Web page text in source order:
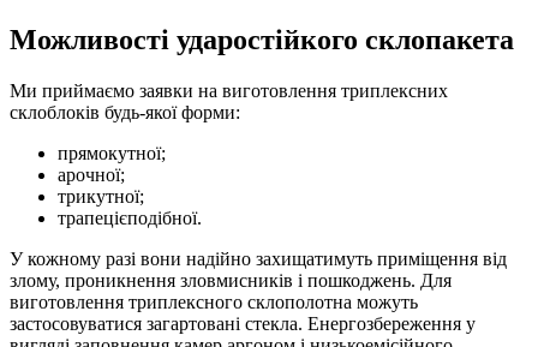
Можливості ударостійкого склопакета
Ми приймаємо заявки на виготовлення триплексних
склоблоків будь-якої форми:
прямокутної;
арочної;
трикутної;
трапецієподібної.
У кожному разі вони надійно захищатимуть приміщення від
злому, проникнення зловмисників і пошкоджень. Для
виготовлення триплексного склополотна можуть
застосовуватися загартовані стекла. Енергозбереження у